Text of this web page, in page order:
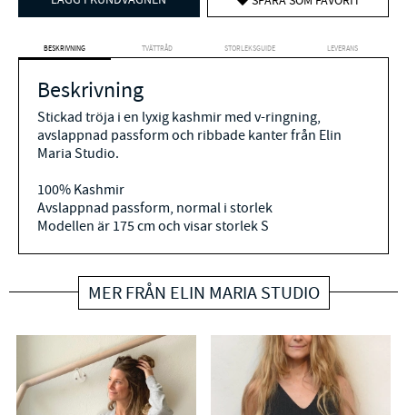
BESKRIVNING TVÄTTRÅD STORLEKSGUIDE LEVERANS
Beskrivning
Stickad tröja i en lyxig kashmir med v-ringning,
avslappnad passform och ribbade kanter från Elin
Maria Studio.
100% Kashmir
Avslappnad passform, normal i storlek
Modellen är 175 cm och visar storlek S
MER FRÅN ELIN MARIA STUDIO